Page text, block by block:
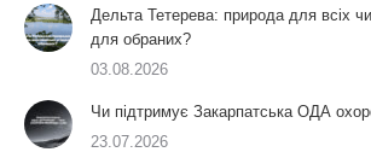
Дельта Тетерева: природа для всіх
для обраних?
03.08.2026
Чи підтримує Закарпатська ОДА
23.07.2026